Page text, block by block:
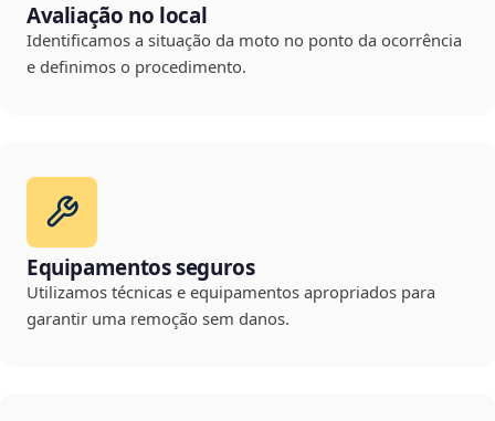
Avaliação no local
Identificamos a situação da moto no ponto da ocorrência
e definimos o procedimento.
Equipamentos seguros
Utilizamos técnicas e equipamentos apropriados para
garantir uma remoção sem danos.